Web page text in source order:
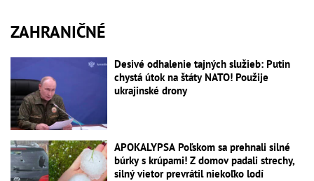
ZAHRANIČNÉ
Desivé odhalenie tajných služieb: Putin
chystá útok na štáty NATO! Použije
ukrajinské drony
APOKALYPSA Poľskom sa prehnali silné
búrky s krúpami! Z domov padali strechy,
silný vietor prevrátil niekoľko lodí